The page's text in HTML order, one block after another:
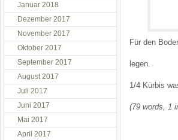
Für den
legen.
1/4 Kürbis
(79 words, 1
Januar 2018
Dezember 2017
November 2017
Oktober 2017
September 2017
August 2017
Juli 2017
Juni 2017
Mai 2017
April 2017